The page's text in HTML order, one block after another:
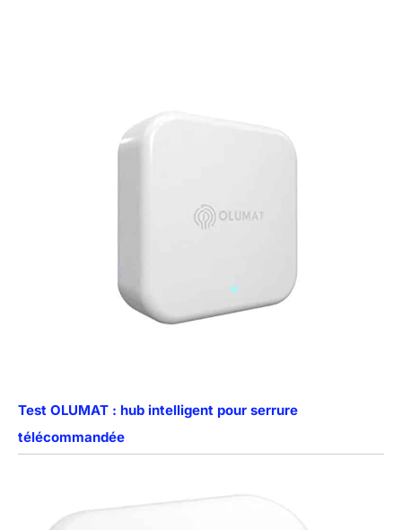
Test OLUMAT : hub intelligent pour serrure
télécommandée